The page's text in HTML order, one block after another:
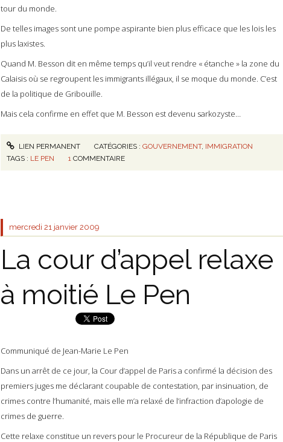
tour du monde.
De telles images sont une pompe aspirante bien plus efficace que les lois les
plus laxistes.
Quand M. Besson dit en même temps qu’il veut rendre « étanche » la zone du
Calaisis où se regroupent les immigrants illégaux, il se moque du monde. C’est
de la politique de Gribouille.
Mais cela confirme en effet que M. Besson est devenu sarkozyste…
LIEN PERMANENT CATÉGORIES :GOUVERNEMENT, IMMIGRATION
TAGS : LE PEN 1 COMMENTAIRE
mercredi 21 janvier 2009
La cour d’appel relaxe
à moitié Le Pen
Communiqué de Jean-Marie Le Pen
Dans un arrêt de ce jour, la Cour d’appel de Paris a confirmé la décision des
premiers juges me déclarant coupable de contestation, par insinuation, de
crimes contre l’humanité, mais elle m’a relaxé de l’infraction d’apologie de
crimes de guerre.
Cette relaxe constitue un revers pour le Procureur de la République de Paris